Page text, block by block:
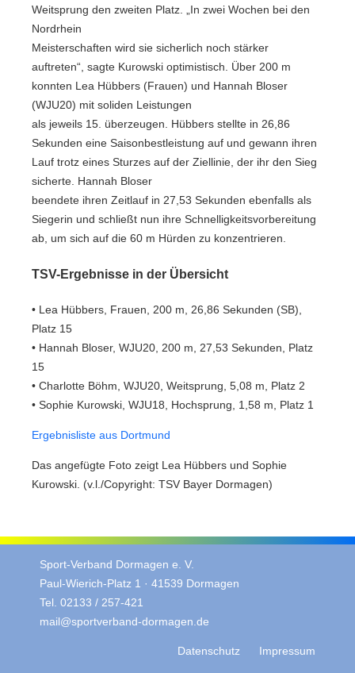
Weitsprung den zweiten Platz. „In zwei Wochen bei den
Nordrhein
Meisterschaften wird sie sicherlich noch stärker
auftreten“, sagte Kurowski optimistisch. Über 200 m
konnten Lea Hübbers (Frauen) und Hannah Bloser
(WJU20) mit soliden Leistungen
als jeweils 15. überzeugen. Hübbers stellte in 26,86
Sekunden eine Saisonbestleistung auf und gewann ihren
Lauf trotz eines Sturzes auf der Ziellinie, der ihr den Sieg
sicherte. Hannah Bloser
beendete ihren Zeitlauf in 27,53 Sekunden ebenfalls als
Siegerin und schließt nun ihre Schnelligkeitsvorbereitung
ab, um sich auf die 60 m Hürden zu konzentrieren.
TSV-Ergebnisse in der Übersicht
• Lea Hübbers, Frauen, 200 m, 26,86 Sekunden (SB),
Platz 15
• Hannah Bloser, WJU20, 200 m, 27,53 Sekunden, Platz
15
• Charlotte Böhm, WJU20, Weitsprung, 5,08 m, Platz 2
• Sophie Kurowski, WJU18, Hochsprung, 1,58 m, Platz 1
Ergebnisliste aus Dortmund
Das angefügte Foto zeigt Lea Hübbers und Sophie
Kurowski. (v.l./Copyright: TSV Bayer Dormagen)
Sport-Verband Dormagen e. V.
Paul-Wierich-Platz 1 · 41539 Dormagen
Tel. 02133 / 257-421
mail@sportverband-dormagen.de
Datenschutz Impressum